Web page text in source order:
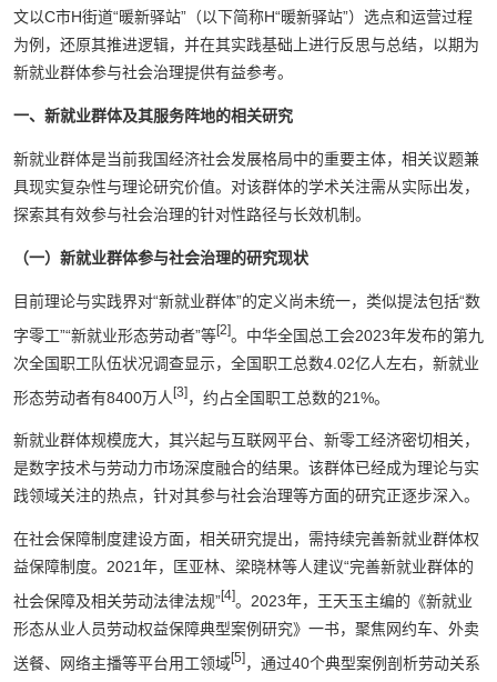
文以C市H街道“暖新驿站”（以下简称H“暖新驿站”）选点和运营过程
为例，还原其推进逻辑，并在其实践基础上进行反思与总结，以期为
新就业群体参与社会治理提供有益参考。
一、新就业群体及其服务阵地的相关研究
新就业群体是当前我国经济社会发展格局中的重要主体，相关议题兼
具现实复杂性与理论研究价值。对该群体的学术关注需从实际出发，
探索其有效参与社会治理的针对性路径与长效机制。
（一）新就业群体参与社会治理的研究现状
目前理论与实践界对“新就业群体”的定义尚未统一，类似提法包括“数
字零工”“新就业形态劳动者”等[2]。中华全国总工会2023年发布的第九
次全国职工队伍状况调查显示，全国职工总数4.02亿人左右，新就业
形态劳动者有8400万人[3]，约占全国职工总数的21%。
新就业群体规模庞大，其兴起与互联网平台、新零工经济密切相关，
是数字技术与劳动力市场深度融合的结果。该群体已经成为理论与实
践领域关注的热点，针对其参与社会治理等方面的研究正逐步深入。
在社会保障制度建设方面，相关研究提出，需持续完善新就业群体权
益保障制度。2021年，匡亚林、梁晓林等人建议“完善新就业群体的
社会保障及相关劳动法律法规”[4]。2023年，王天玉主编的《新就业
形态从业人员劳动权益保障典型案例研究》一书，聚焦网约车、外卖
送餐、网络主播等平台用工领域[5]，通过40个典型案例剖析劳动关系